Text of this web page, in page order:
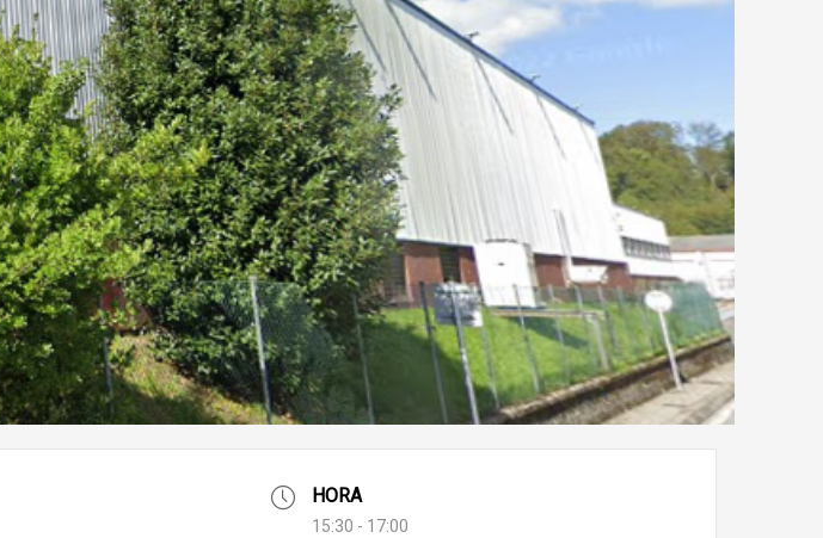
HORA
15:30 - 17:00